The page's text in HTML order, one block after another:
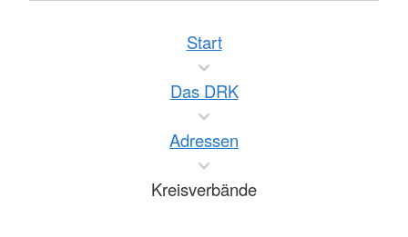
Start
Das DRK
Adressen
Kreisverbände